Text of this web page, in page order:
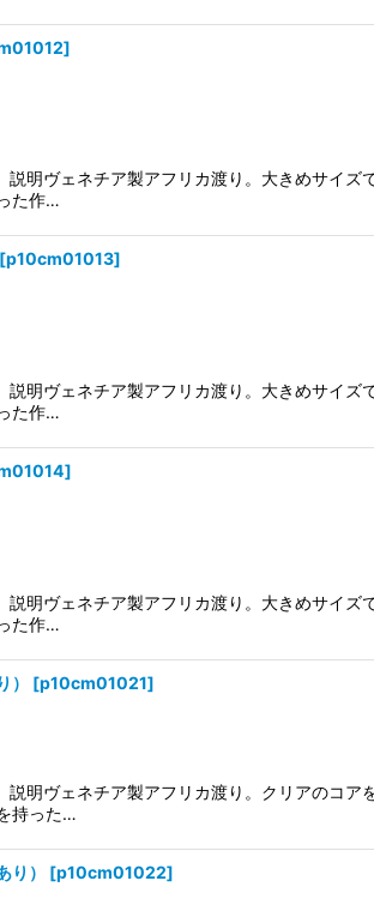
]
明ヴェネチア製アフリカ渡り。大きめサイ
た作…
[p10cm01013]
明ヴェネチア製アフリカ渡り。大きめサイ
た作…
]
明ヴェネチア製アフリカ渡り。大きめサイ
た作…
[p10cm01021]
明ヴェネチア製アフリカ渡り。クリアのコ
持った…
） [p10cm01022]